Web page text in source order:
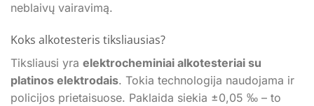
neblaivų vairavimą.
Koks alkotesteris tiksliausias?
Tiksliausi yra elektrocheminiai alkotesteriai su
platinos elektrodais. Tokia technologija naudojama ir
policijos prietaisuose. Paklaida siekia ±0,05 ‰ – to